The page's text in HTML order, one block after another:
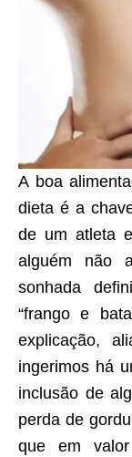
A boa
dieta é a
de um atleta
alguém não
sonhada
“frango e
explicação,
ingerimos há
inclusão de
perda de
que em